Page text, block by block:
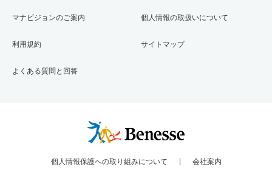
マナビジョンのご案内
利用規約
よくある質問と回答
個人情報の取扱いについて
サイトマップ
個人情報保護への取り組みについて 会社案内